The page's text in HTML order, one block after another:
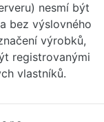
nesmí být
bez výslovného
výrobků,
registrovanými
vlastníků.